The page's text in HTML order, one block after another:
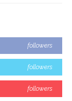
followers
followers
followers